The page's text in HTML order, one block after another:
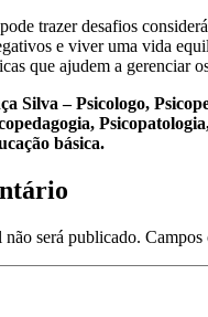
trazer desafios
e viver uma vida
que ajudem a gerenciar
Silva – Psicologo,
básica.
não será publicado. Campos